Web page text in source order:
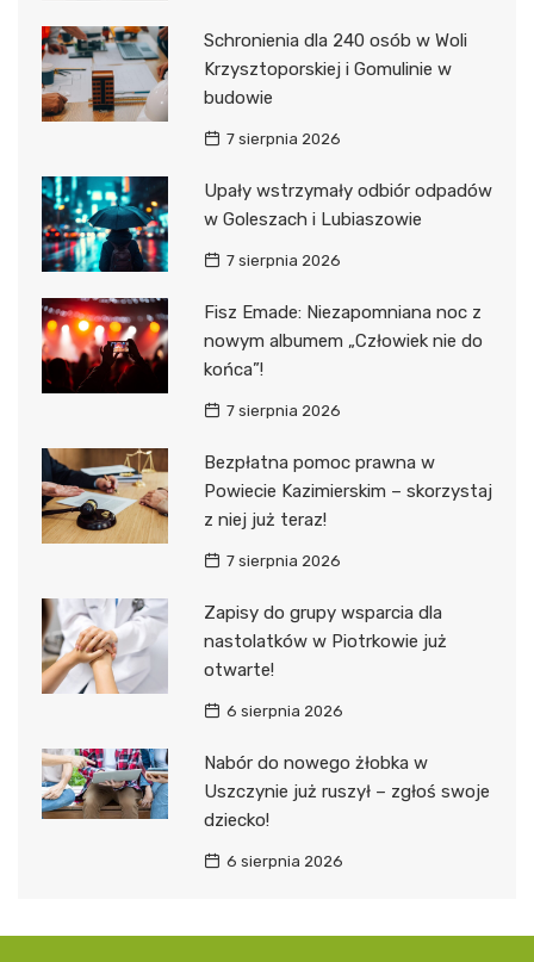
Schronienia dla 240 osób w Woli
Krzysztoporskiej i Gomulinie w
budowie
7 sierpnia 2026
Upały wstrzymały odbiór odpadów
w Goleszach i Lubiaszowie
7 sierpnia 2026
Fisz Emade: Niezapomniana noc z
nowym albumem „Człowiek nie do
końca”!
7 sierpnia 2026
Bezpłatna pomoc prawna w
Powiecie Kazimierskim – skorzystaj
z niej już teraz!
7 sierpnia 2026
Zapisy do grupy wsparcia dla
nastolatków w Piotrkowie już
otwarte!
6 sierpnia 2026
Nabór do nowego żłobka w
Uszczynie już ruszył – zgłoś swoje
dziecko!
6 sierpnia 2026